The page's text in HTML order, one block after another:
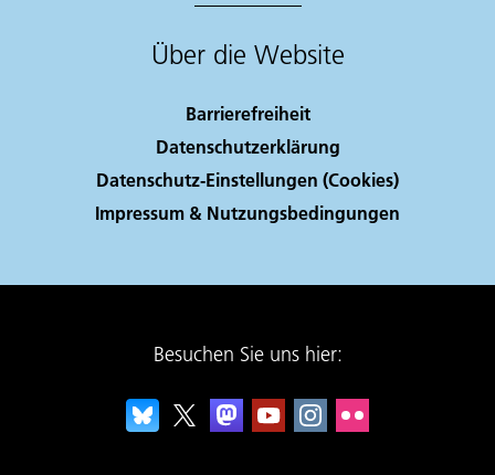
Über die Website
Barrierefreiheit
Datenschutzerklärung
Datenschutz-Einstellungen (Cookies)
Impressum & Nutzungsbedingungen
Besuchen Sie uns hier: